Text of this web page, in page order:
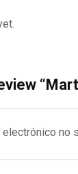
no